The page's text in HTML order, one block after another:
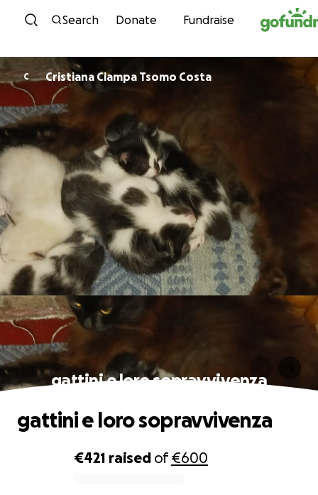
Skip to content
Search Donate Fundraise
C Cristiana Ciampa Tsomo Costa
gattini e loro sopravvivenza
€421 raised of€600
gattini e loro sopravvivenza